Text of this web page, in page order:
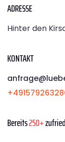
ADRESSE
Hinter den
KONTAKT
Bereits250+